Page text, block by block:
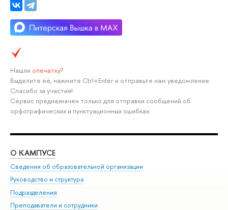
Нашли опечатку?
Выделите её, нажмите Ctrl+Enter и отправьте нам уведомление.
Спасибо за участие!
Сервис предназначен только для отправки сообщений об
орфографических и пунктуационных ошибках.
О КАМПУСЕ
Сведения об образовательной организации
Руководство и структура
Подразделения
Преподаватели и сотрудники